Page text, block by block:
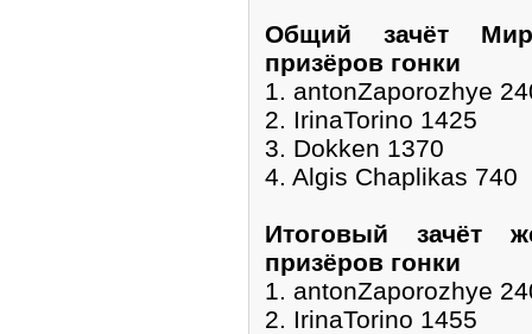
Общий зачёт
призёров гонки
1. antonZaporozhye
2. IrinaTorino 1425
3. Dokken 1370
4. Algis Chaplikas 740
Итоговый зачёт
призёров гонки
1. antonZaporozhye
2. IrinaTorino 1455